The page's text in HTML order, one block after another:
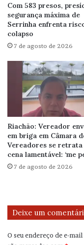
Com 583 presos,
segurança máxima de
Serrinha enfrenta
colapso
7 de agosto de 2026
Riachão: Vereador
em briga em Câmara
Vereadores se
cena lamentável: ‘me
7 de agosto de 2026
Deixe um
O seu endereço de e-